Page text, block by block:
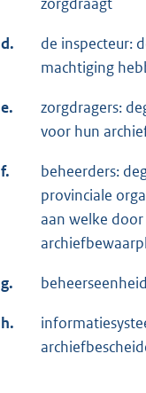
d.
de inspecteur:
machtiging
e.
zorgdragers:
voor hun
f.
beheerders:
provinciale
aan welke
g.
h.